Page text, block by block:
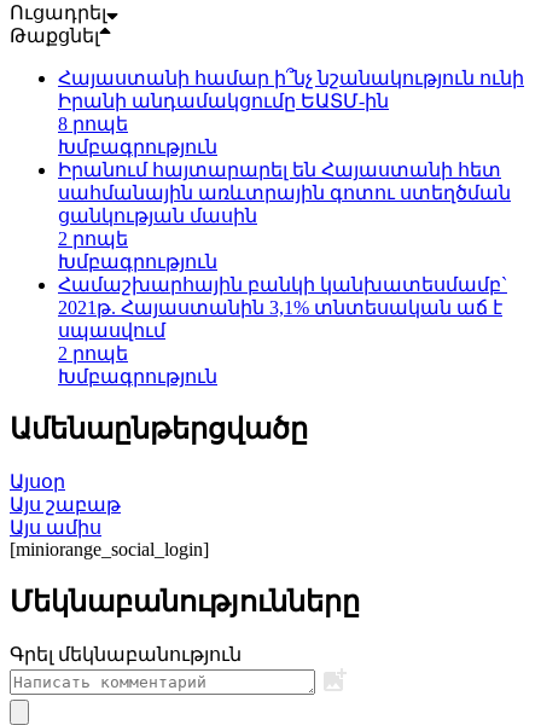
Ուցադրել
Թաքցնել
Հայաստանի համար ի՞նչ նշանակություն ունի
Իրանի անդամակցումը ԵԱՏՄ-ին
8 րոպե
Խմբագրություն
Իրանում հայտարարել են Հայաստանի հետ
սահմանային առևտրային գոտու ստեղծման
ցանկության մասին
2 րոպե
Խմբագրություն
Համաշխարհային բանկի կանխատեսմամբ`
2021թ. Հայաստանին 3,1% տնտեսական աճ է
սպասվում
2 րոպե
Խմբագրություն
Ամենաընթերցվածը
Այսօր
Այս շաբաթ
Այս ամիս
[miniorange_social_login]
Մեկնաբանությունները
Գրել մեկնաբանություն